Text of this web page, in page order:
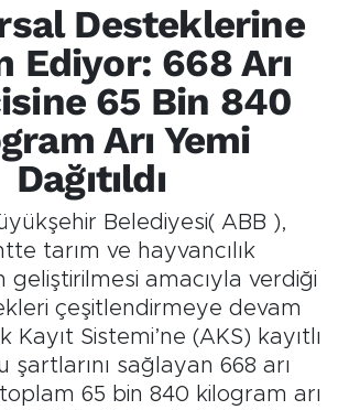
Desteklerine
Ediyor: 668 Arı
65 Bin 840
Arı Yemi
Dağıtıldı
Belediyesi( ABB ),
tarım ve hayvancılık
geliştirilmesi amacıyla verdiği
çeşitlendirmeye devam
Kayıt Sistemi’ne (AKS) kayıtlı
şartlarını sağlayan 668 arı
65 bin 840 kilogram arı